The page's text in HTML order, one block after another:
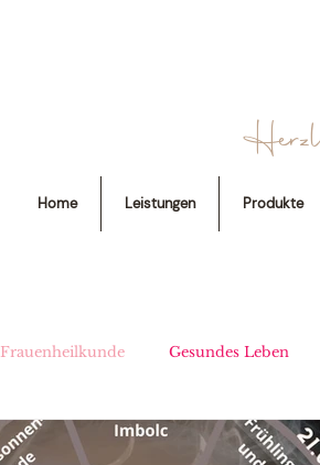
Home Leistungen Produkte
Frauenheilkunde Gesundes Leben
Tierische Helfer Rezepte